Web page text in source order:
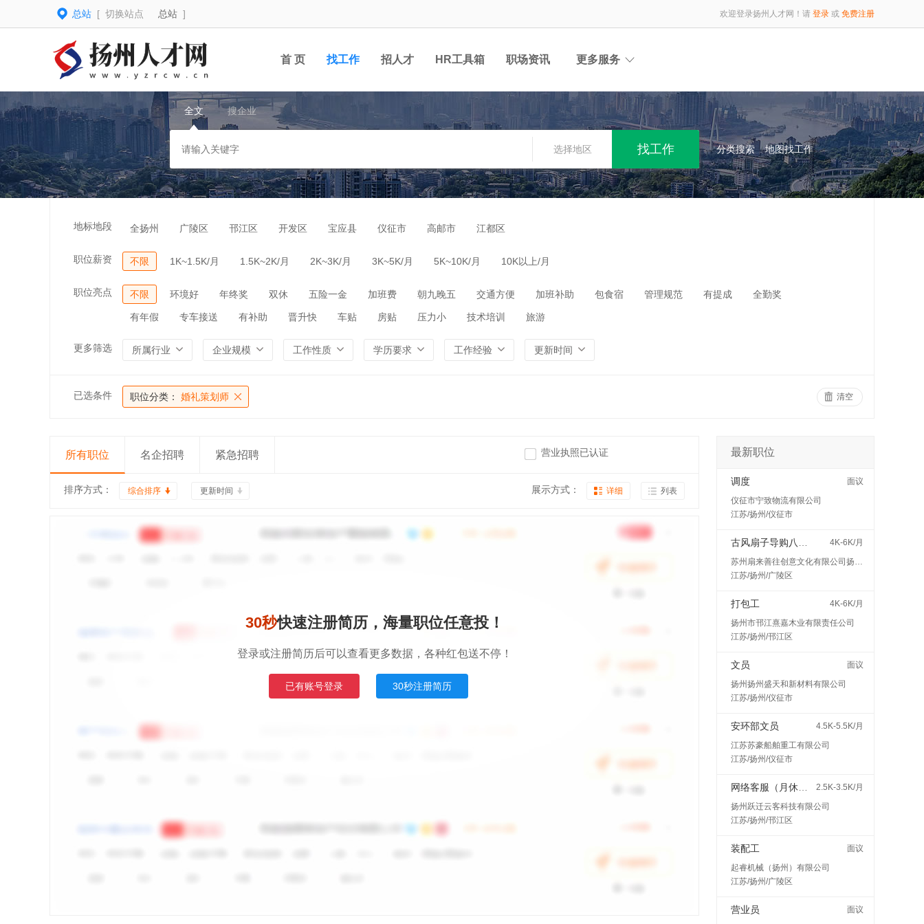
总站 [ 切换站点 总站 ] 欢迎登录扬州人才网！请 登录 或 免费注册
首 页 找工作 招人才 HR工具箱 职场资讯 更多服务
全文 搜企业
选择地区 分类搜索 地图找工作
地标地段 全扬州 广陵区 邗江区 开发区 宝应县 仪征市 高邮市 江都区
职位薪资 不限 1K~1.5K/月 1.5K~2K/月 2K~3K/月 3K~5K/月 5K~10K/月 10K以上/月
职位亮点 不限 环境好 年终奖 双休 五险一金 加班费 朝九晚五 交通方便 加班补助 包食宿 管理规范 有提成 全勤奖
有年假 专车接送 有补助 晋升快 车贴 房贴 压力小 技术培训 旅游
更多筛选 所属行业 企业规模 工作性质 学历要求 工作经验 更新时间
已选条件 职位分类： 婚礼策划师 清空
所有职位 名企招聘 紧急招聘 营业执照已认证
排序方式： 综合排序 更新时间 展示方式： 详细 列表
30秒快速注册简历，海量职位任意投！
登录或注册简历后可以查看更多数据，各种红包送不停！
已有账号登录 30秒注册简历
最新职位
调度
面议
仪征市宁致物流有限公司
江苏/扬州/仪征市
4K-6K/月
苏州扇来善往创意文化有限公司扬州分公司
江苏/扬州/广陵区
打包工
4K-6K/月
扬州市邗江熹嘉木业有限责任公司
江苏/扬州/邗江区
文员
面议
扬州扬州盛天和新材料有限公司
江苏/扬州/仪征市
安环部文员
4.5K-5.5K/月
江苏苏豪船舶重工有限公司
江苏/扬州/仪征市
2.5K-3.5K/月
扬州跃迁云客科技有限公司
江苏/扬州/邗江区
装配工
面议
起睿机械（扬州）有限公司
江苏/扬州/广陵区
营业员 面议